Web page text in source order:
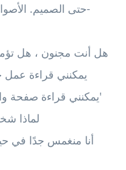
حتى الصميم. الأصوات الشعبية ضد العبارة تبدو مثل-
هل أنت مجنون ، هل تؤمن
يمكنني قراءة صفحة واحدة من كتب 'المساعدة الذاتية'
لماذا
أنا منغمس جدًا في